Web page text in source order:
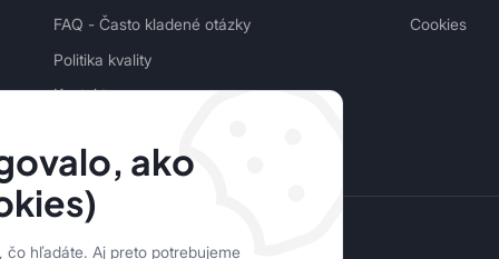
FAQ - Často kladené otázky
Politika kvality
Kontakt
Cookies
ako
hľadáte. Aj preto potrebujeme